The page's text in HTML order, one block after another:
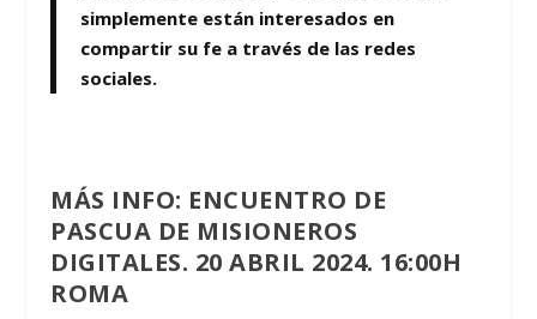
simplemente están interesados en
compartir su fe a través de las redes
sociales.
MÁS INFO: ENCUENTRO DE
PASCUA DE MISIONEROS
DIGITALES. 20 ABRIL 2024. 16:00H
ROMA